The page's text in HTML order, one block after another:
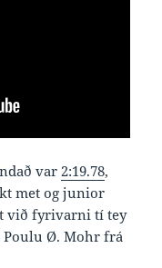
var 2:19.78,
met og junior
við fyrivarni tí tey
Ø. Mohr frá